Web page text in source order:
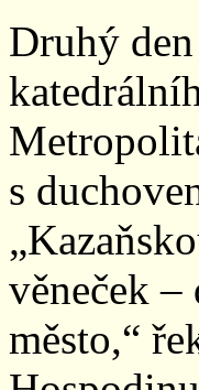
Druhý
s
věneček
město,“